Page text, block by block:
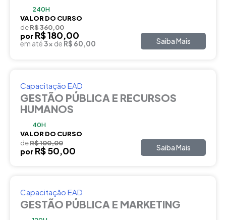
240H
VALOR DO CURSO
deR$ 360,00
por R$ 180,00
em até3x de R$ 60,00 Saiba Mais
Capacitação EAD
GESTÃO PÚBLICA E RECURSOS
HUMANOS
40H
VALOR DO CURSO
deR$ 100,00
por R$ 50,00 Saiba Mais
Capacitação EAD
GESTÃO PÚBLICA E MARKETING